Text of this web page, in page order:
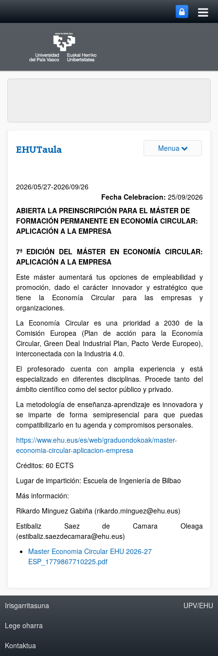
EHUTaula Menua
2026/05/27-2026/09/26
Fecha Celebracion: 25/09/2026
ABIERTA LA PREINSCRIPCIÓN PARA EL MÁSTER DE
FORMACIÓN PERMANENTE EN ECONOMÍA CIRCULAR:
APLICACIÓN A LA EMPRESA
7ª EDICIÓN DEL MÁSTER EN ECONOMÍA CIRCULAR:
APLICACIÓN A LA EMPRESA
Este máster aumentará tus opciones de empleabilidad y
promoción, dado el carácter innovador y estratégico que
tiene la Economía Circular para las empresas y
organizaciones.
La Economía Circular es una prioridad a 2030 de la
Comisión Europea (Plan de acción para la Economía
Circular, Green Deal Industrial Plan, Pacto Verde Europeo),
interconectada con la Industria 4.0.
El profesorado cuenta con amplia experiencia y está
especializado en diferentes disciplinas. Procede tanto del
ámbito científico como del sector público y privado.
La metodología de enseñanza-aprendizaje es innovadora y
se imparte de forma semipresencial para que puedas
compatibilizarlo en tu agenda y compromisos personales.
https://www.ehu.eus/es/web/graduondokoak/master-
economia-circular-aplicacion-empresa
Créditos: 60 ECTS
Lugar de impartición: Escuela de Ingeniería de Bilbao
Más información:
Rikardo Minguez Gabiña (rikardo.minguez@ehu.eus)
Estibaliz Saez de Camara Oleaga
(estibaliz.saezdecamara@ehu.eus)
Master Economia Circular EHU 2026-27
ESP_1779867710225.pdf
Irisgarritasuna
Lege oharra
Kontaktua
UPV/EHU